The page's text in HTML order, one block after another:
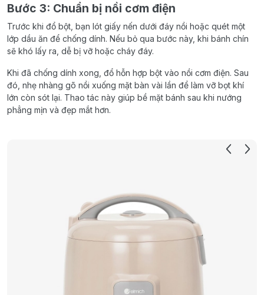
Bước 3: Chuẩn bị nồi cơm điện
Trước khi đổ bột, bạn lót giấy nến dưới đáy nồi hoặc quét một
lớp dầu ăn để chống dính. Nếu bỏ qua bước này, khi bánh chín
sẽ khó lấy ra, dễ bị vỡ hoặc cháy đáy.
Khi đã chống dính xong, đổ hỗn hợp bột vào nồi cơm điện. Sau
đó, nhẹ nhàng gõ nồi xuống mặt bàn vài lần để làm vỡ bọt khí
lớn còn sót lại. Thao tác này giúp bề mặt bánh sau khi nướng
phẳng mịn và đẹp mắt hơn.